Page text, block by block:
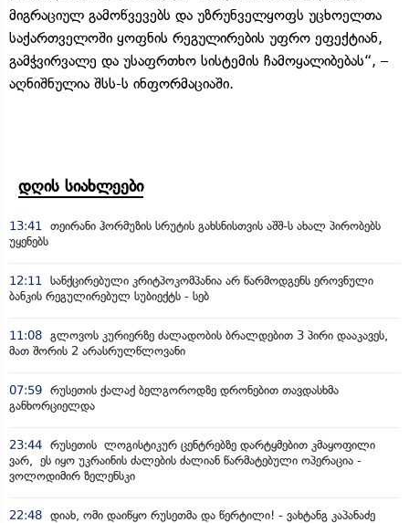
მიგრაციულ გამოწვევებს და უზრუნველყოფს უცხოელთა
საქართველოში ყოფნის რეგულირების უფრო ეფექტიან,
გამჭვირვალე და უსაფრთხო სისტემის ჩამოყალიბებას“, –
აღნიშნულია შსს-ს ინფორმაციაში.
დღის სიახლეები
13:41
თეირანი ჰორმუზის სრუტის გახსნისთვის აშშ-ს ახალ პირობებს
უყენებს
12:11
სანქცირებული კრიტპოკომპანია არ წარმოდგენს ეროვნული
ბანკის რეგულირებულ სუბიექტს - სებ
11:08 გლოვოს კურიერზე ძალადობის ბრალდებით 3 პირი დააკავეს,
მათ შორის 2 არასრულწლოვანი
07:59 რუსეთის ქალაქ ბელგოროდზე დრონებით თავდასხმა
განხორციელდა
23:44 რუსეთის ლოგისტიკურ ცენტრებზე დარტყმებით კმაყოფილი
ვარ, ეს იყო უკრაინის ძალების ძალიან წარმატებული ოპერაცია -
ვოლოდიმირ ზელენსკი
22:48 დიახ, ომი დაიწყო რუსეთმა და წერტილი! - ვახტანგ კაპანაძე